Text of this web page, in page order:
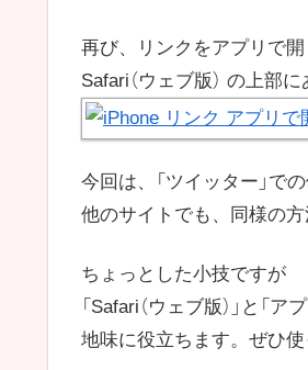
再び、リンクをアプリで
Safari（ウェブ版） の上部
今回は、「ツイッター」で
他のサイトでも、同様の
ちょっとした小技ですが
「Safari（ウェブ版）」と「
地味に役立ちます。ぜひ使